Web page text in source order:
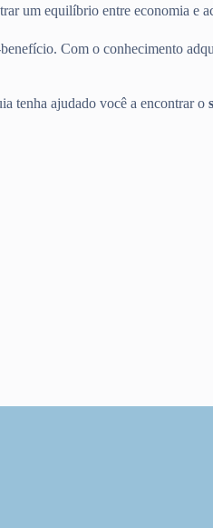
um equilíbrio entre economia e
Com o conhecimento
tenha ajudado você a encontrar o